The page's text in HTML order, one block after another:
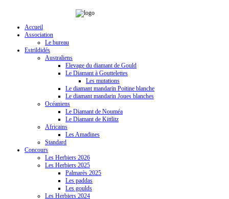
Accueil
Association
Le bureau
Estrildidés
Australiens
Elevage du diamant de Gould
Le Diamant à Gouttelettes
Les mutations
Le diamant mandarin Poitine blanche
Le diamant mandarin Joues blanches
Océaniens
Le Diamant de Nouméa
Le Diamant de Kittlitz
Africains
Les Amadines
Standard
Concours
Les Herbiers 2026
Les Herbiers 2025
Palmarès 2025
Les paddas
Les goulds
Les Herbiers 2024